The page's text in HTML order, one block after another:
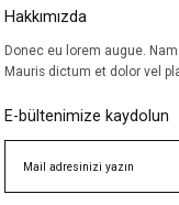
Hakkımızda
Donec eu lorem augue.
Mauris dictum et dolor vel
E-bültenimize kaydolun